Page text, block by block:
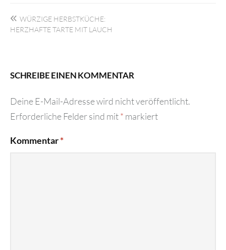
Beitragsnavigation
WÜRZIGE HERBSTKÜCHE:
HERZHAFTE TARTE MIT LAUCH
SCHREIBE EINEN KOMMENTAR
Deine E-Mail-Adresse wird nicht veröffentlicht.
Erforderliche Felder sind mit* markiert
Kommentar*